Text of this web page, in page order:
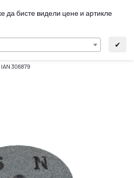
да бисте видели цене и артикле
✔
SR
IAN 306879